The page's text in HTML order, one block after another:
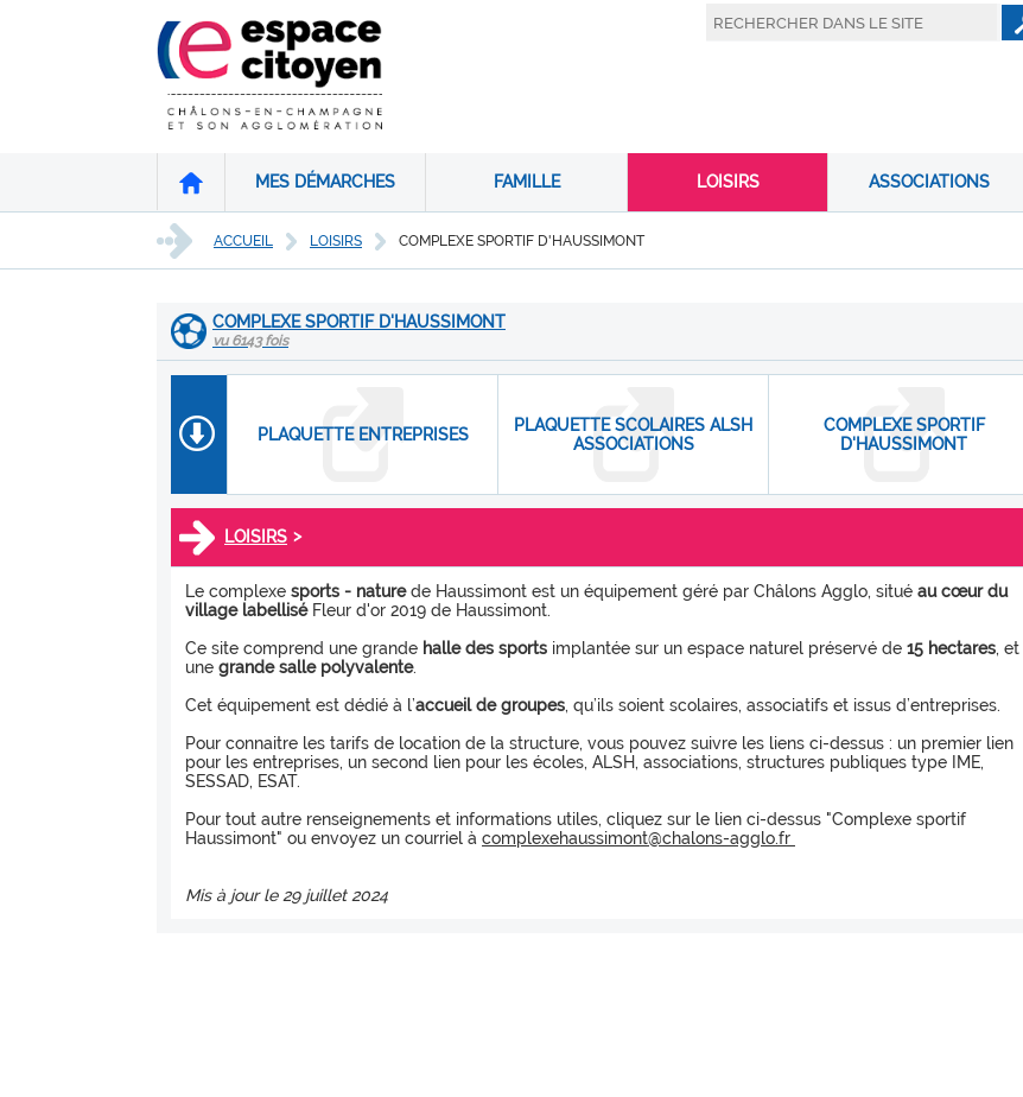
MES DÉMARCHES FAMILLE LOISIRS ASSOCIATIONS
ACCUEIL LOISIRS COMPLEXE SPORTIF D'HAUSSIMONT
COMPLEXE SPORTIF D'HAUSSIMONT
vu 6143 fois
PLAQUETTE ENTREPRISES
PLAQUETTE SCOLAIRES ALSH
ASSOCIATIONS
COMPLEXE SPORTIF
D'HAUSSIMONT
LOISIRS >
Le complexe sports - naturede Haussimont est un équipement géré par Châlons Agglo, situé au cœur du
village labelliséFleur d'or 2019 de Haussimont.
Ce site comprend une grande halle des sports implantée sur un espace naturel préservé de 15 hectares, et
une grande salle polyvalente.
Cet équipement est dédié à l’accueil de groupes, qu’ils soient scolaires, associatifs et issus d’entreprises.
Pour connaitre les tarifs de location de la structure, vous pouvez suivre les liens ci-dessus : un premier lien
pour les entreprises, un second lien pour les écoles, ALSH, associations, structures publiques type IME,
SESSAD, ESAT.
Pour tout autre renseignements et informations utiles, cliquez sur le lien ci-dessus "Complexe sportif
Haussimont" ou envoyez un courriel à complexehaussimont@chalons-agglo.fr
Mis à jour le 29 juillet 2024